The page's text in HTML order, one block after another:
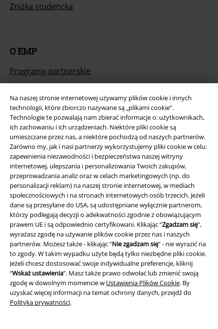
Na naszej stronie internetowej używamy plików cookie i innych
technologii, które zbiorczo nazywane są „plikami cookie”.
Technologie te pozwalają nam zbierać informacje o: użytkownikach,
ich zachowaniu i ich urządzeniach. Niektóre pliki cookie są
umieszczane przez nas, a niektóre pochodzą od naszych partnerów.
Zarówno my, jak i nasi partnerzy wykorzystujemy pliki cookie w celu:
zapewnienia niezawodności i bezpieczeństwa naszej witryny
internetowej, ulepszania i personalizowania Twoich zakupów,
przeprowadzania analiz oraz w celach marketingowych (np. do
personalizacji reklam) na naszej stronie internetowej, w mediach
społecznościowych i na stronach internetowych osób trzecich. Jeżeli
dane są przesyłane do USA, są udostępniane wyłącznie partnerom,
którzy podlegają decyzji o adekwatności zgodnie z obowiązującym
prawem UE i są odpowiednio certyfikowani. Klikając “Zgadzam się”,
wyrażasz zgodę na używanie plików cookie przez nas i naszych
partnerów. Możesz także - klikając “Nie zgadzam się” - nie wyrazić na
to zgody. W takim wypadku użyte będą tylko niezbędne pliki cookie.
Jeżeli chcesz dostosować swoje indywidualne preferencje, kliknij
“Wskaż ustawienia”. Masz także prawo odwołać lub zmienić swoją
zgodę w dowolnym momencie w Ustawienia Plików Cookie. By
uzyskać więcej informacji na temat ochrony danych, przejdź do
Polityka prywatności.
Zniżka studencka
O EMP
Programy partnerskie
Społeczność
Metody płatności